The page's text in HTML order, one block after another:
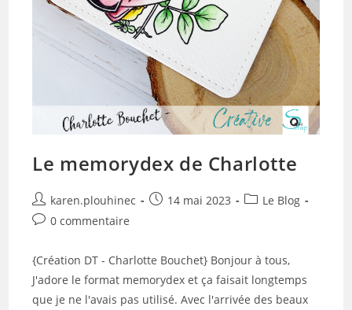
Le memorydex de Charlotte
Auteur/autrice
de
karen.plouhinec
Publication
14 mai 2023
PostLe Blog
Commentaires
publication :
0 commentaire
{Création DT - Charlotte Bouchet} Bonjour à tous,
J'adore le format memorydex et ça faisait longtemps
que je ne l'avais pas utilisé. Avec l'arrivée des beaux